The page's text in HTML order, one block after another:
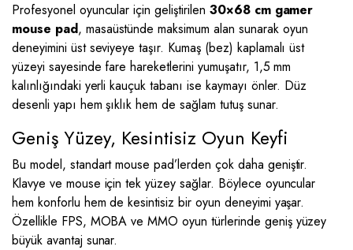
Profesyonel oyuncular için geliştirilen 30×68 cm gamer
mouse pad, masaüstünde maksimum alan sunarak oyun
deneyimini üst seviyeye taşır. Kumaş (bez) kaplamalı üst
yüzeyi sayesinde fare hareketlerini yumuşatır, 1,5 mm
kalınlığındaki yerli kauçuk tabanı ise kaymayı önler. Düz
desenli yapı hem şıklık hem de sağlam tutuş sunar.
Geniş Yüzey, Kesintisiz Oyun Keyfi
Bu model, standart mouse pad’lerden çok daha geniştir.
Klavye ve mouse için tek yüzey sağlar. Böylece oyuncular
hem konforlu hem de kesintisiz bir oyun deneyimi yaşar.
Özellikle FPS, MOBA ve MMO oyun türlerinde geniş yüzey
büyük avantaj sunar.